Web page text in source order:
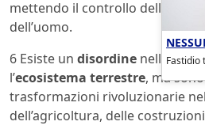
mettendo il controllo
dell’uomo.
6 Esiste un disordine nelle
l’ecosistema terrestre, ma
trasformazioni rivoluzionarie
dell’agricoltura, delle
Fastidio